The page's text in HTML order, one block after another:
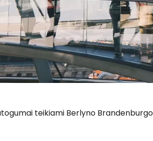
teikiami Berlyno